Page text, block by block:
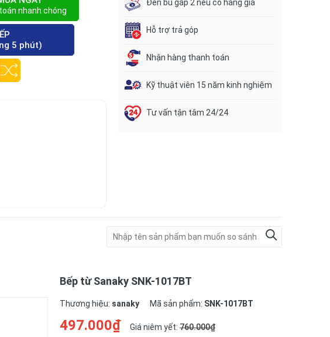
nhanh chóng
5 phút)
Đền bù gấp 2 nếu có hàng giả
Hỗ trợ trả góp
Nhận hàng thanh toán
Kỹ thuật viên 15 năm kinh nghiệm
Tư vấn tận tâm 24/24
Bếp từ Sanaky SNK-1017BT
Thương hiệu: sanaky Mã sản phẩm: SNK-1017BT
497.000₫ Giá niêm yết: 760.000₫